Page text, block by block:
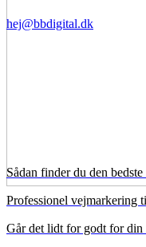
Sådan finder du den
Professionel vejmarkering
Går det lidt for godt for din
hej@bbdigital.dk